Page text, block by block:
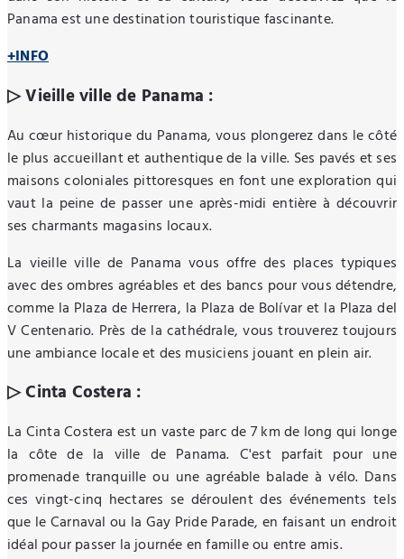
Panama est une destination touristique fascinante.
+INFO
▷ Vieille ville de Panama :
Au cœur historique du Panama, vous plongerez dans le côté
le plus accueillant et authentique de la ville. Ses pavés et ses
maisons coloniales pittoresques en font une exploration qui
vaut la peine de passer une après-midi entière à découvrir
ses charmants magasins locaux.
La vieille ville de Panama vous offre des places typiques
avec des ombres agréables et des bancs pour vous détendre,
comme la Plaza de Herrera, la Plaza de Bolívar et la Plaza del
V Centenario. Près de la cathédrale, vous trouverez toujours
une ambiance locale et des musiciens jouant en plein air.
▷ Cinta Costera :
La Cinta Costera est un vaste parc de 7 km de long qui longe
la côte de la ville de Panama. C'est parfait pour une
promenade tranquille ou une agréable balade à vélo. Dans
ces vingt-cinq hectares se déroulent des événements tels
que le Carnaval ou la Gay Pride Parade, en faisant un endroit
idéal pour passer la journée en famille ou entre amis.